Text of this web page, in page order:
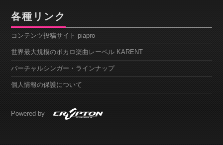
各種リンク
コンテンツ投稿サイト piapro
世界最大規模のボカロ楽曲レーベル KARENT
バーチャルシンガー・ラインナップ
個人情報の保護について
Powered by